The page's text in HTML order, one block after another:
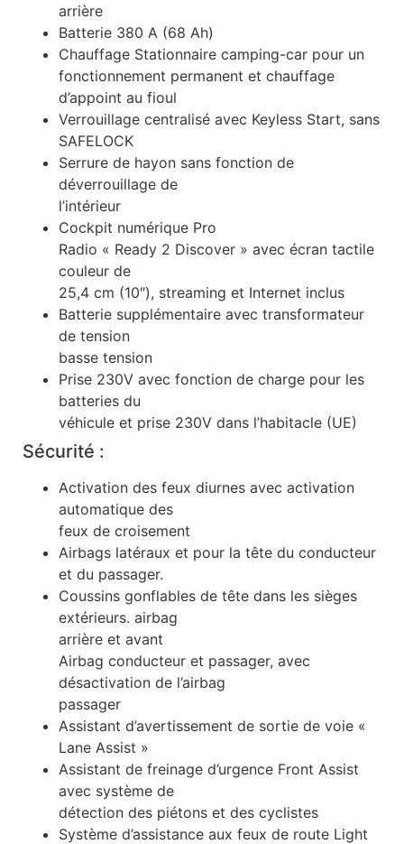
arrière
Batterie 380 A (68 Ah)
Chauffage Stationnaire camping-car pour un
fonctionnement permanent et chauffage
d’appoint au fioul
Verrouillage centralisé avec Keyless Start, sans
SAFELOCK
Serrure de hayon sans fonction de
déverrouillage de
l’intérieur
Cockpit numérique Pro
Radio « Ready 2 Discover » avec écran tactile
couleur de
25,4 cm (10″), streaming et Internet inclus
Batterie supplémentaire avec transformateur
de tension
basse tension
Prise 230V avec fonction de charge pour les
batteries du
véhicule et prise 230V dans l’habitacle (UE)
Sécurité :
Activation des feux diurnes avec activation
automatique des
feux de croisement
Airbags latéraux et pour la tête du conducteur
et du passager.
Coussins gonflables de tête dans les sièges
extérieurs. airbag
arrière et avant
Airbag conducteur et passager, avec
désactivation de l’airbag
passager
Assistant d’avertissement de sortie de voie «
Lane Assist »
Assistant de freinage d’urgence Front Assist
avec système de
détection des piétons et des cyclistes
Système d’assistance aux feux de route Light